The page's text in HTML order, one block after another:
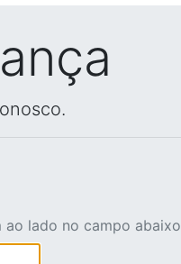
ao lado no campo abaixo